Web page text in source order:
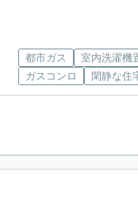
都市ガス 室内洗濯機
ガスコンロ
閑静な住